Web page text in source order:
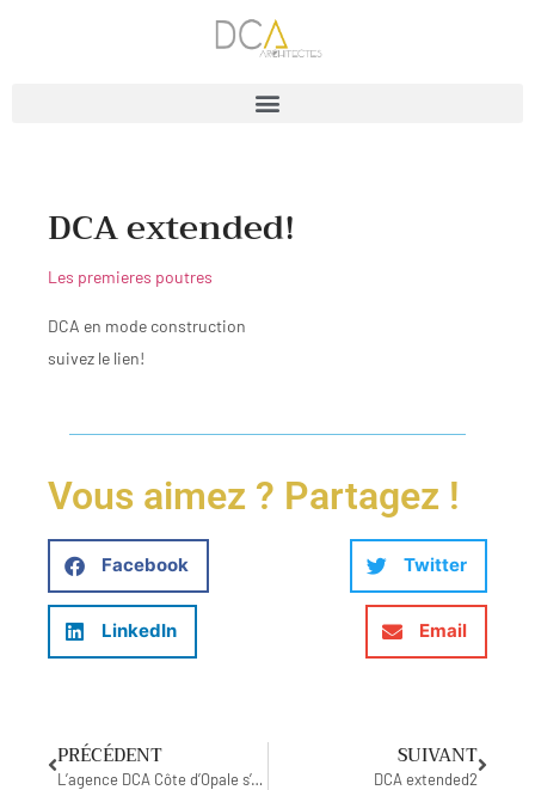
DCA extended!
Les premieres poutres
DCA en mode construction
suivez le lien!
Vous aimez ? Partagez !
Facebook Twitter
LinkedIn Email
PRÉCÉDENT
L’agence DCA Côte d’Opale s’est installée rue Félix-Cadras à Calais Nord
SUIVANT
DCA extended2